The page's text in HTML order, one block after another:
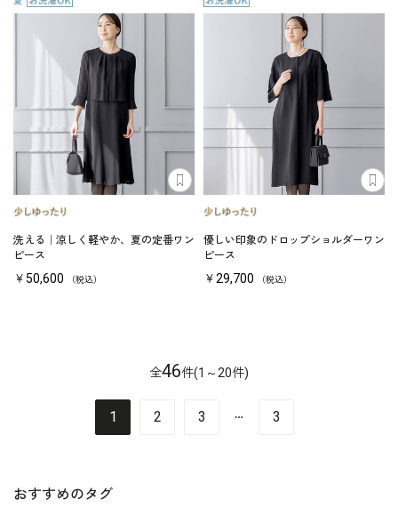
洗える｜涼しく軽やか、夏の定番ワン
ピース
￥50,600 （税込）
優しい印象のドロップショルダーワン
ピース
￥29,700 （税込）
全46件(1～20件)
1 2 3 3
おすすめのタグ